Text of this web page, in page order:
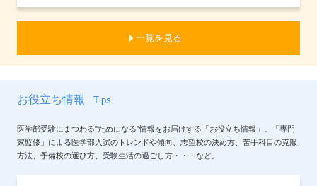
一覧を見る
お役立ち情報 Tips
医学部受験にまつわる"ためになる"情報をお届けする「お役立ち情報」。「専門
家監修」による医学部入試のトレンドや傾向、志望校の決め方、苦手科目の克服
方法、予備校の選び方、受験生活の過ごし方・・・など。